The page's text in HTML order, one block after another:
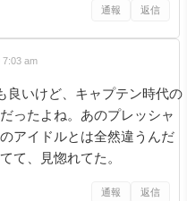
通報 返信
7:03 am
良いけど、キャプテン時代の
ったよね。あのプレッシャ
アイドルとは全然違うんだ
て、見惚れてた。
通報 返信